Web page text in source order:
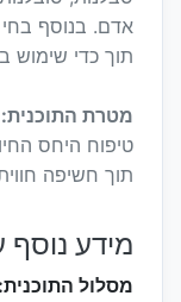
אדם. בנוסף בחי
תוך כדי שימוש
מטרת התוכנית:
טיפוח היחס
תוך חשיפה
מידע נוסף
מסלול התוכנית: